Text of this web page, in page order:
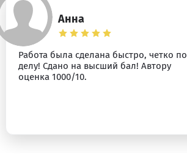
Анна
Работа была сделана быстро, четко по
делу! Сдано на высший бал! Автору
оценка 1000/10.